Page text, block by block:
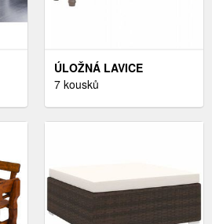
ÚLOŽNÁ LAVICE
KRÉMOVÁ DEKORHOME
7 kousků